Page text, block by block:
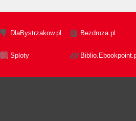
DlaBystrzakow.pl Bezdroza.pl
Sploty